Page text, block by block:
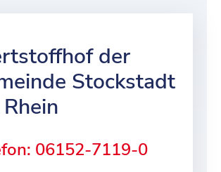
der
Stockstadt
06152-7119-0